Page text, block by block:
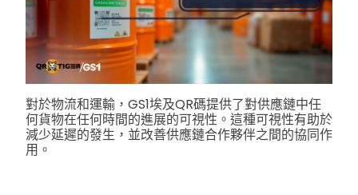
對於物流和運輸，GS1埃及QR碼提供了對供應鏈中任
何貨物在任何時間的進展的可視性。這種可視性有助於
減少延遲的發生，並改善供應鏈合作夥伴之間的協同作
用。